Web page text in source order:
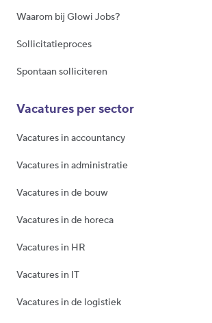
Waarom bij Glowi Jobs?
Sollicitatieproces
Spontaan solliciteren
Vacatures per sector
Vacatures in accountancy
Vacatures in administratie
Vacatures in de bouw
Vacatures in de horeca
Vacatures in HR
Vacatures in IT
Vacatures in de logistiek